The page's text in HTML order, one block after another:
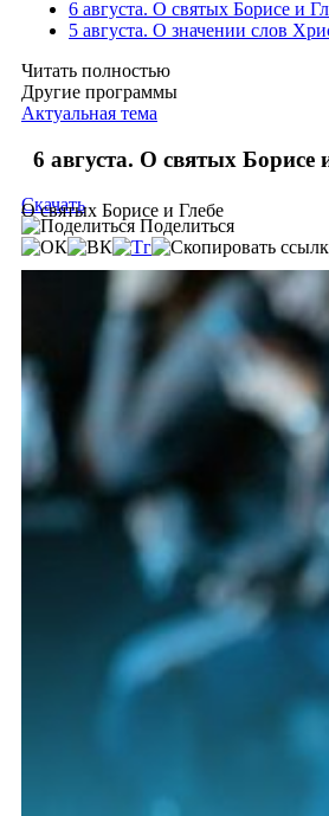
6 августа. О святых Борисе и
5 августа. О значении слов
Читать полностью
Другие программы
Актуальная тема
6 августа. О святых Борисе
О святых Борисе и Глебе
Скачать
Поделиться